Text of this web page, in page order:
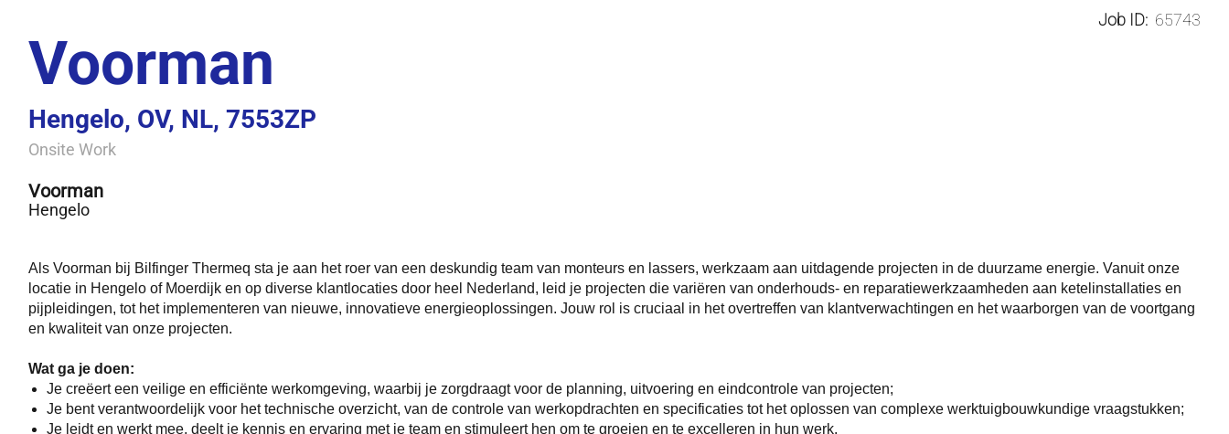
Job ID: 65743
Voorman
Hengelo, OV, NL, 7553ZP
Onsite Work
Voorman
Hengelo
Als Voorman bij Bilfinger Thermeq sta je aan het roer van een deskundig team van monteurs en lassers, werkzaam aan uitdagende projecten in de duurzame energie. Vanuit onze
locatie in Hengelo of Moerdijk en op diverse klantlocaties door heel Nederland, leid je projecten die variëren van onderhouds- en reparatiewerkzaamheden aan ketelinstallaties en
pijpleidingen, tot het implementeren van nieuwe, innovatieve energieoplossingen. Jouw rol is cruciaal in het overtreffen van klantverwachtingen en het waarborgen van de voortgang
en kwaliteit van onze projecten.
Wat ga je doen:
Je creëert een veilige en efficiënte werkomgeving, waarbij je zorgdraagt voor de planning, uitvoering en eindcontrole van projecten;
Je bent verantwoordelijk voor het technische overzicht, van de controle van werkopdrachten en specificaties tot het oplossen van complexe werktuigbouwkundige vraagstukken;
Je leidt en werkt mee, deelt je kennis en ervaring met je team en stimuleert hen om te groeien en te excelleren in hun werk.